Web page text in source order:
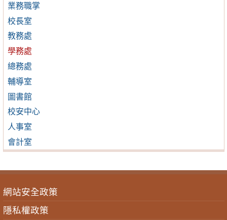
業務職掌
校長室
教務處
學務處
總務處
輔導室
圖書館
校安中心
人事室
會計室
網站安全政策
隱私權政策